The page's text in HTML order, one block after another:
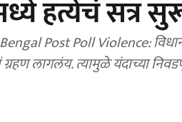
हत्येचं सत्र
Post Poll Violence:
ग्रहण लागलंय. त्यामुळे यंदाच्या